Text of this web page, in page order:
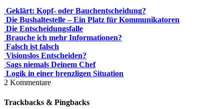
Geklärt: Kopf- oder Bauchentscheidung?
Die Bushaltestelle – Ein Platz für Kommunikatoren
Die Entscheidungsfalle
Brauche ich mehr Informationen?
Falsch ist falsch
Visionslos Entscheiden?
Sags niemals Deinem Chef
Logik in einer brenzligen Situation
2 Kommentare
Trackbacks & Pingbacks